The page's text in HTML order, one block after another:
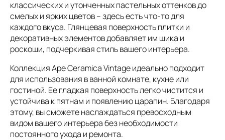
классических и утонченных пастельных оттенков до
смелых и ярких цветов – здесь есть что-то для
каждого вкуса. Глянцевая поверхность плитки и
декоративных элементов добавляет им шика и
роскоши, подчеркивая стиль вашего интерьера.
Коллекция Ape Ceramica Vintage идеально подходит
для использования в ванной комнате, кухне или
гостиной. Ее гладкая поверхность легко чистится и
устойчива к пятнам и появлению царапин. Благодаря
этому, вы сможете наслаждаться превосходным
видом вашего интерьера без необходимости
постоянного ухода и ремонта.